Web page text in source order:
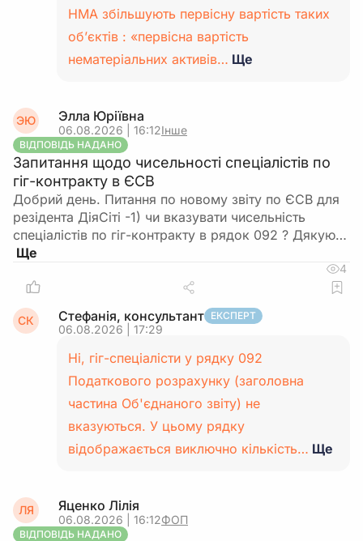
НМА збільшують первісну вартість таких
об’єктів : «первісна вартість
нематеріальних активів… Ще
ЭЮ Элла Юріївна
06.08.2026 | 16:12Інше
ВІДПОВІДЬ НАДАНО
Запитання щодо чисельності спеціалістів по
гіг-контракту в ЄСВ
Добрий день. Питання по новому звіту по ЄСВ для
резідента ДіяСіті -1) чи вказувати чисельність
спеціалістів по гіг-контракту в рядок 092 ? Дякую…
4
СК Стефанія, консультант ЕКСПЕРТ
06.08.2026 | 17:29
Ні, гіг-спеціалісти у рядку 092
Податкового розрахунку (заголовна
частина Об'єднаного звіту) не
вказуються. У цьому рядку
відображається виключно кількість… Ще
ЛЯ Яценко Лілія
06.08.2026 | 16:12ФОП
ВІДПОВІДЬ НАДАНО